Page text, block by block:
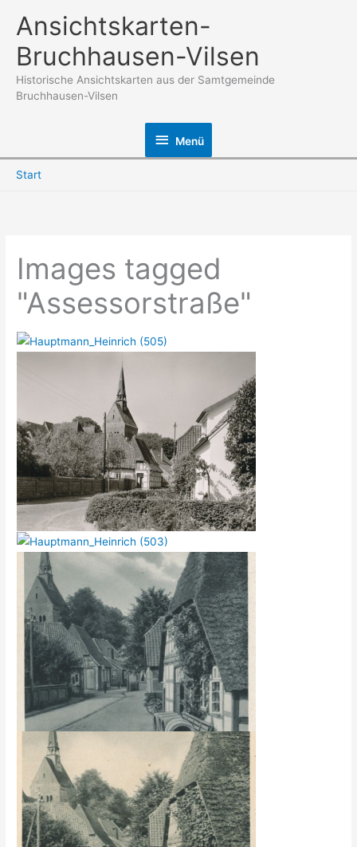
Inhalt
springen
Ansichtskarten-
Bruchhausen-Vilsen
Historische Ansichtskarten aus der Samtgemeinde
Bruchhausen-Vilsen
Menü
Menü
Start
Images tagged
"Assessorstraße"